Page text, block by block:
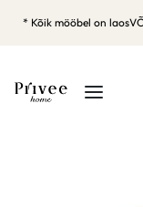
* Kõik mööbel on laos